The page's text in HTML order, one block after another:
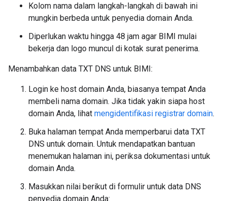
Kolom nama dalam langkah-langkah di bawah ini
mungkin berbeda untuk penyedia domain Anda.
Diperlukan waktu hingga 48 jam agar BIMI mulai
bekerja dan logo muncul di kotak surat penerima.
Menambahkan data TXT DNS untuk BIMI:
Login ke host domain Anda, biasanya tempat Anda
membeli nama domain. Jika tidak yakin siapa host
domain Anda, lihat mengidentifikasi registrar domain.
Buka halaman tempat Anda memperbarui data TXT
DNS untuk domain. Untuk mendapatkan bantuan
menemukan halaman ini, periksa dokumentasi untuk
domain Anda.
Masukkan nilai berikut di formulir untuk data DNS
penyedia domain Anda: